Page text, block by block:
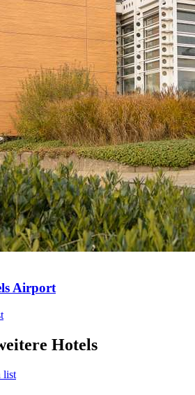
Airport
Hotels
list